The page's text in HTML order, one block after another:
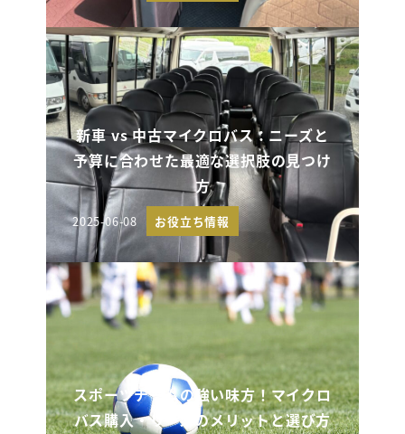
新車 vs 中古マイクロバス：ニーズと
予算に合わせた最適な選択肢の見つけ
方
投稿日
2025-06-08 お役立ち情報
スポーツチームの強い味方！マイクロ
バス購入・リースのメリットと選び方